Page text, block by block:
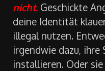
Eine 100-
nicht. Geschickte
deine Identität
illegal nutzen.
irgendwie dazu, ihre